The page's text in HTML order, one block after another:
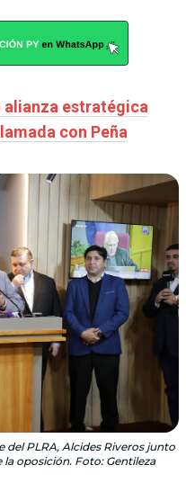
alianza estratégica
con Peña
PLRA, Alcides Riveros junto
oposición. Foto: Gentileza